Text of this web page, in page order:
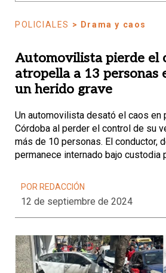
POLICIALES > Drama y caos
Automovilista pierde el
atropella a 13 personas
un herido grave
Un automovilista desató el caos en
Córdoba al perder el control de su
más de 10 personas. El conductor,
permanece internado bajo custodia
POR REDACCIÓN
12 de septiembre de 2024